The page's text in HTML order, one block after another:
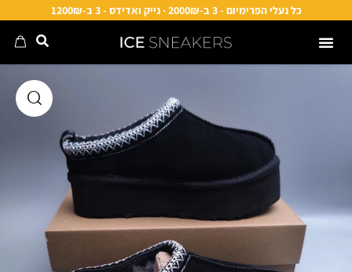
כל נעלי הפרימיום - 3 ב-2000₪ · נייק ואדידס - 3 ב-1200₪